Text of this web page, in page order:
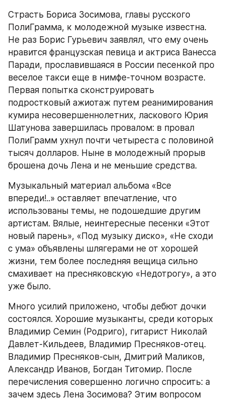
Страсть Бориса Зосимова, главы русского
ПолиГрамма, к молодежной музыке известна.
Не раз Борис Гурьевич заявлял, что ему очень
нравится французская певица и актриса Ванесса
Паради, прославившаяся в России песенкой про
веселое такси еще в нимфе-точном возрасте.
Первая попытка сконструировать
подростковый ажиотаж путем реанимирования
кумира несовершеннолетних, ласкового Юрия
Шатунова завершилась провалом: в провал
ПолиГрамм ухнул почти четыреста с половиной
тысяч долларов. Ныне в молодежный прорыв
брошена дочь Лена и не меньшие средства.
Музыкальный материал альбома «Все
впереди!..» оставляет впечатление, что
использованы темы, не подошедшие другим
артистам. Вялые, неинтересные песенки «Этот
новый парень», «Под музыку диско», «Не сходи
с ума» объявлены шлягерами не от хорошей
жизни, тем более последняя вещица сильно
смахивает на пресняковскую «Недотрогу», а это
уже было.
Много усилий приложено, чтобы дебют дочки
состоялся. Хорошие музыканты, среди которых
Владимир Семин (Родриго), гитарист Николай
Давлет-Кильдеев, Владимир Пресняков-отец.
Владимир Пресняков-сын, Дмитрий Маликов,
Александр Иванов, Богдан Титомир. После
перечисления совершенно логично спросить: а
зачем здесь Лена Зосимова? Этим вопросом